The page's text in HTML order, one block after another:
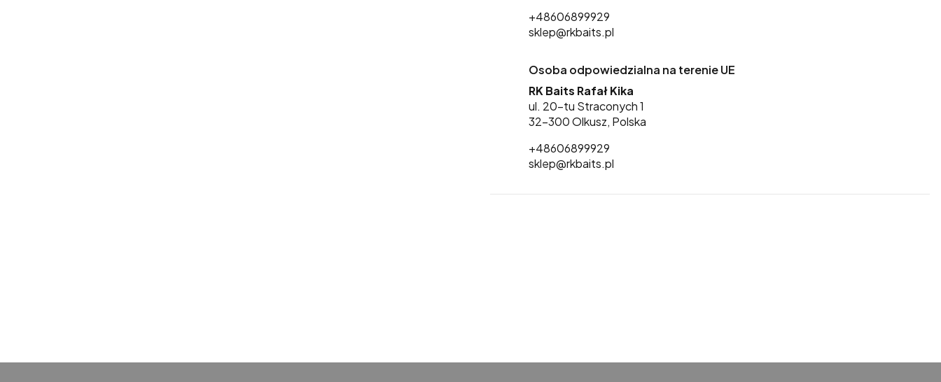
+48606899929
sklep@rkbaits.pl
Osoba odpowiedzialna na terenie UE
RK Baits Rafał Kika
ul. 20-tu Straconych 1
32-300 Olkusz, Polska
+48606899929
sklep@rkbaits.pl